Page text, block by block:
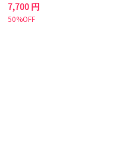
7,700 円
50%OFF